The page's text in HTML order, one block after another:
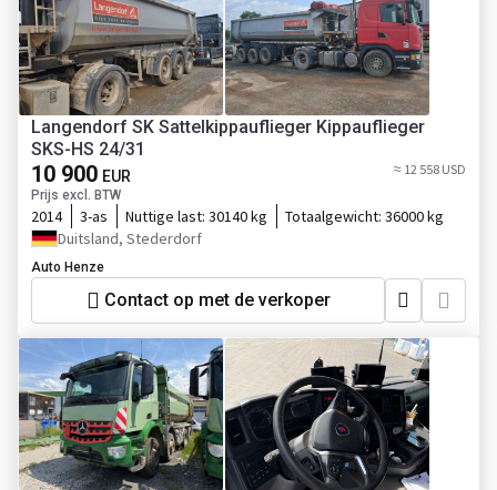
Langendorf SK Sattelkippauflieger Kippauflieger
SKS-HS 24/31
10 900 EUR
Prijs excl. BTW
≈ 12 558 USD
2014 3-as Nuttige last: 30140 kg Totaalgewicht: 36000 kg
Duitsland, Stederdorf
Auto Henze
Contact op met de verkoper